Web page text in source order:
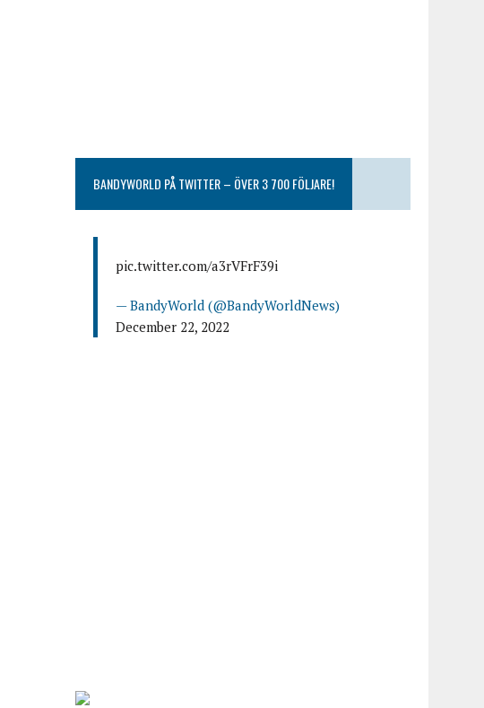
BANDYWORLD PÅ TWITTER – ÖVER 3 700 FÖLJARE!
pic.twitter.com/a3rVFrF39i
— BandyWorld (@BandyWorldNews)
December 22, 2022